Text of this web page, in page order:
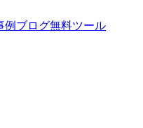
例 ブログ無料ツール